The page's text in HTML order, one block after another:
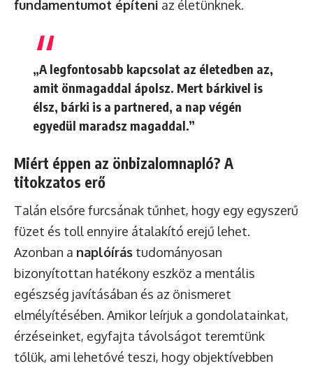
fundamentumot építeni az életünknek.
„A legfontosabb kapcsolat az életedben az,
amit önmagaddal ápolsz. Mert bárkivel is
élsz, bárki is a partnered, a nap végén
egyedül maradsz magaddal.”
Miért éppen az önbizalomnapló? A
titokzatos erő
Talán elsőre furcsának tűnhet, hogy egy egyszerű
füzet és toll ennyire átalakító erejű lehet.
Azonban a naplóírás tudományosan
bizonyítottan hatékony eszköz a mentális
egészség javításában és az önismeret
elmélyítésében. Amikor leírjuk a gondolatainkat,
érzéseinket, egyfajta távolságot teremtünk
tőlük, ami lehetővé teszi, hogy objektívebben